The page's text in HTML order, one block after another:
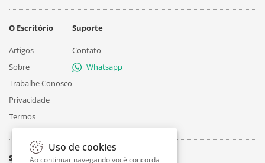
O Escritório
Artigos
Sobre
Trabalhe Conosco
Privacidade
Termos
Suporte
Contato
Whatsapp
Siga
Uso de cookies
Ao continuar navegando você concorda